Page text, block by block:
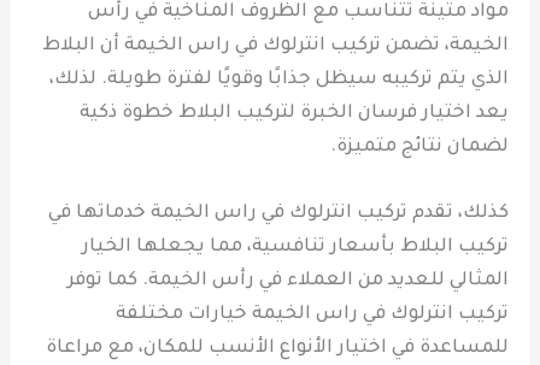
مواد متينة تتناسب مع الظروف المناخية في رأس
الخيمة، تضمن تركيب انترلوك في راس الخيمة أن البلاط
الذي يتم تركيبه سيظل جذابًا وقويًا لفترة طويلة. لذلك،
يعد اختيار فرسان الخبرة لتركيب البلاط خطوة ذكية
لضمان نتائج متميزة.
كذلك، تقدم تركيب انترلوك في راس الخيمة خدماتها في
تركيب البلاط بأسعار تنافسية، مما يجعلها الخيار
المثالي للعديد من العملاء في رأس الخيمة. كما توفر
تركيب انترلوك في راس الخيمة خيارات مختلفة
للمساعدة في اختيار الأنواع الأنسب للمكان، مع مراعاة